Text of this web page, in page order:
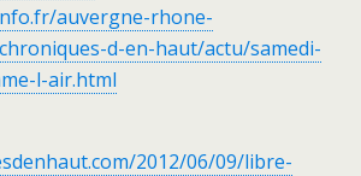
auvergne-rhone-
d-en-haut/actu/samedi-
l-air.html
2012/06/09/libre-